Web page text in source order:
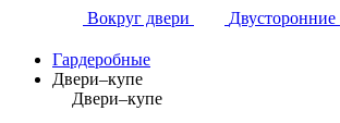
Вокруг двери Двусторонние
Гардеробные
Двери–купе
Двери–купе